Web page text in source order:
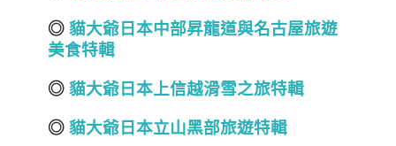
◎ 貓大爺日本中部昇龍道與名古屋旅遊
美食特輯
◎ 貓大爺日本上信越滑雪之旅特輯
◎ 貓大爺日本立山黑部旅遊特輯